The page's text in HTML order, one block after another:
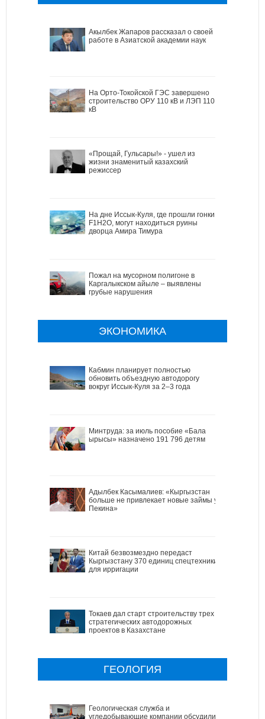
Акылбек Жапаров рассказал о своей
работе в Азиатской академии наук
На Орто-Токойской ГЭС завершено
строительство ОРУ 110 кВ и ЛЭП 110
кВ
«Прощай, Гульсары!» - ушел из
жизни знаменитый казахский
режиссер
На дне Иссык-Куля, где прошли гонки
F1H2O, могут находиться руины
дворца Амира Тимура
Пожал на мусорном полигоне в
Каргалыкском айыле – выявлены
грубые нарушения
ЭКОНОМИКА
Кабмин планирует полностью
обновить объездную автодорогу
вокруг Иссык-Куля за 2–3 года
Минтруда: за июль пособие «Бала
ырысы» назначено 191 796 детям
Адылбек Касымалиев: «Кыргызстан
больше не привлекает новые займы у
Пекина»
Китай безвозмездно передаст
Кыргызстану 370 единиц спецтехники
для ирригации
Токаев дал старт строительству трех
стратегических автодорожных
проектов в Казахстане
ГЕОЛОГИЯ
Геологическая служба и
угледобывающие компании обсудили